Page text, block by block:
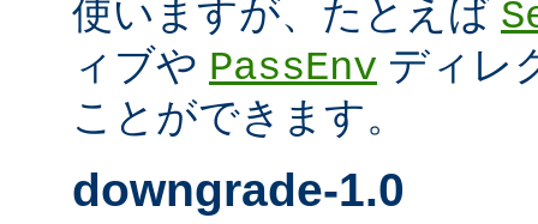
使いますが、たとえば
ィブや PassEnv ディレ
ことができます。
downgrade-1.0